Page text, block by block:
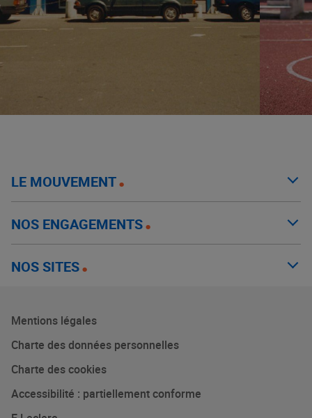
LE MOUVEMENT
NOS ENGAGEMENTS
NOS SITES
Mentions légales
Charte des données personnelles
Charte des cookies
Accessibilité : partiellement conforme